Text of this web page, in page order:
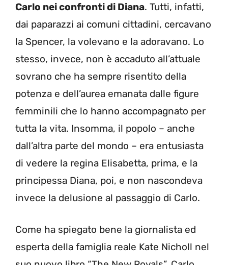
Carlo nei confronti di Diana. Tutti, infatti,
dai paparazzi ai comuni cittadini, cercavano
la Spencer, la volevano e la adoravano. Lo
stesso, invece, non è accaduto all’attuale
sovrano che ha sempre risentito della
potenza e dell’aurea emanata dalle figure
femminili che lo hanno accompagnato per
tutta la vita. Insomma, il popolo – anche
dall’altra parte del mondo – era entusiasta
di vedere la regina Elisabetta, prima, e la
principessa Diana, poi, e non nascondeva
invece la delusione al passaggio di Carlo.
Come ha spiegato bene la giornalista ed
esperta della famiglia reale Kate Nicholl nel